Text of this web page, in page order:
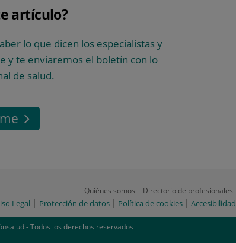
artículo?
lo que dicen los especialistas y
y te enviaremos el boletín con lo
de salud.
Quiénes somos Directorio de profesionales
Legal Protección de datos Política de cookies Accesibilidad
- Todos los derechos reservados